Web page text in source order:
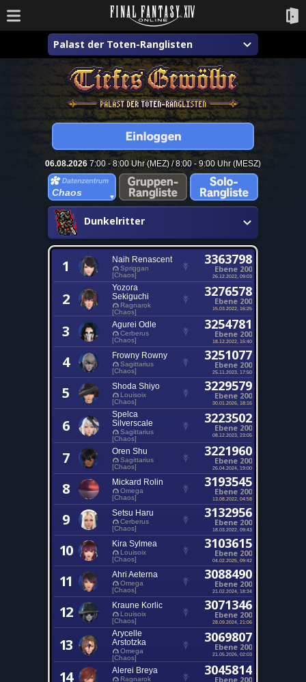
Palast der Toten-Ranglisten
06.08.2026 7:00 - 8:00 Uhr (MEZ) / 8:00 - 9:00 Uhr (MESZ)
Chaos
Dunkelritter
1 Naih Renascent
Spriggan
[Chaos]
3363798
Ebene 200
26.12.2022, 09:03
2
Yozora
Sekiguchi
Ragnarok
[Chaos]
3276578
Ebene 200
15.03.2022, 16:25
3 Agurei Odle
Cerberus
[Chaos]
3254781
Ebene 200
18.12.2022, 15:40
4 Frowny Rowny
Sagittarius
[Chaos]
3251077
Ebene 200
25.11.2023, 17:50
5 Shoda Shiyo
Louisoix
[Chaos]
3229579
Ebene 200
30.01.2026, 18:16
6
Spelca
Silverscale
Sagittarius
[Chaos]
3223502
Ebene 200
08.12.2023, 23:05
7 Oren Shu
Sagittarius
[Chaos]
3221960
Ebene 200
26.04.2024, 19:00
8 Mickard Rolin
Omega
[Chaos]
3193545
Ebene 200
13.08.2022, 04:58
9 Setsu Haru
Cerberus
[Chaos]
3132956
Ebene 200
18.03.2022, 09:43
10 Kira Sylmea
Louisoix
[Chaos]
3103615
Ebene 200
04.02.2025, 09:42
11 Ahri Aeterna
Omega
[Chaos]
3088490
Ebene 200
21.02.2024, 18:34
12 Kraune Korlic
Louisoix
[Chaos]
3071346
Ebene 200
28.09.2024, 21:06
13
Arycelle
Arstotzka
Omega
[Chaos]
3069807
Ebene 200
21.05.2026, 02:03
14 Alerei Breya
Ragnarok
3045814
Ebene 200